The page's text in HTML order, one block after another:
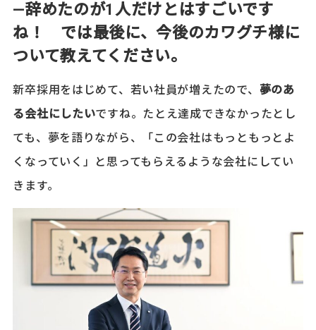
―辞めたのが1人だけとはすごいです
ね！ では最後に、今後のカワグチ様に
ついて教えてください。
新卒採用をはじめて、若い社員が増えたので、 夢のあ
る会社にしたいですね。たとえ達成できなかったとし
ても、夢を語りながら、「この会社はもっともっとよ
くなっていく」と思ってもらえるような会社にしてい
きます。